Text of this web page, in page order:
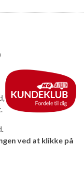
ved at klikke på